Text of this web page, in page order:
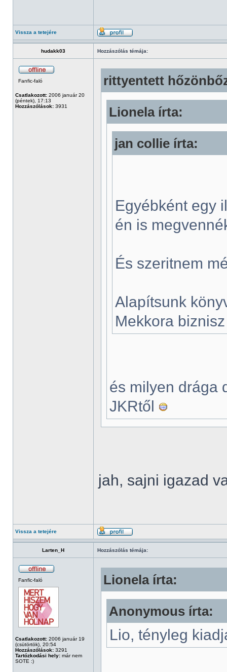
Vissza a tetejére
hudakk03 Hozzászólás témája:
Fanfic-faló
Csatlakozott: 2006 január 20
(péntek), 17:13
Hozzászólások: 3931
rittyentett
Lionela írta:
jan collie írta:
Egyébként egy
én is
És szeritnem
Alapítsunk
Mekkora
és milyen drága
JKRtől
jah, sajni igazad
Vissza a tetejére
Larten_H Hozzászólás témája:
Fanfic-faló
Csatlakozott: 2006 január 19
(csütörtök), 20:54
Hozzászólások: 3291
Tartózkodási hely: már nem
SOTE :)
Lionela írta:
Anonymous írta:
Lio, tényleg